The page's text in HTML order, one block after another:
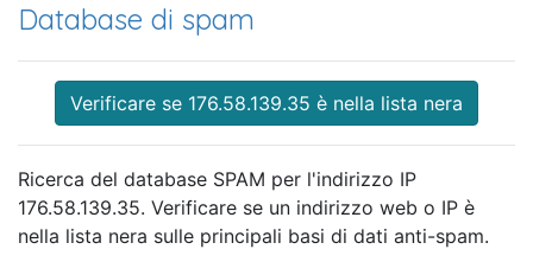
Database di spam
Verificare se 176.58.139.35 è nella lista nera
Ricerca del database SPAM per l'indirizzo IP
176.58.139.35. Verificare se un indirizzo web o IP è
nella lista nera sulle principali basi di dati anti-spam.